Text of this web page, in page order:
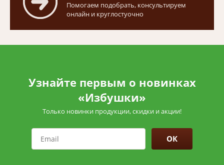
Помогаем подобрать, консультируем
онлайн и круглостуочно
Узнайте первым о новинках
«Избушки»
Только новинки продукции, скидки и акции!
ОК